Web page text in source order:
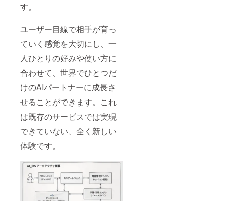
す。
ユーザー目線で相手が育っ
ていく感覚を大切にし、一
人ひとりの好みや使い方に
合わせて、世界でひとつだ
けのAIパートナーに成長さ
せることができます。これ
は既存のサービスでは実現
できていない、全く新しい
体験です。